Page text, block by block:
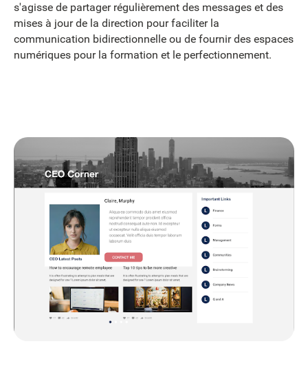
s'agisse de partager régulièrement des messages et des
mises à jour de la direction pour faciliter la
communication bidirectionnelle ou de fournir des espaces
numériques pour la formation et le perfectionnement.